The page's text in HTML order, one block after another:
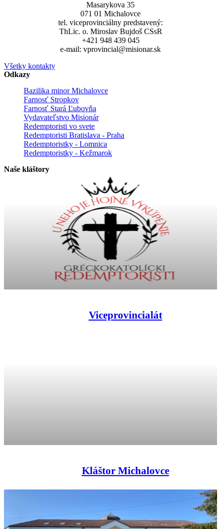
Masarykova 35
071 01 Michalovce
tel. viceprovinciálny predstavený:
ThLic. o. Miroslav Bujdoš CSsR
+421 948 439 045
e-mail: vprovincial@misionar.sk
Všetky kontakty
Odkazy
Bazilika minor Michalovce
Farnosť Stropkov
Farnosť Stará Ľubovňa
Vydavateľstvo Misionár
Redemptoristi vo svete
Redemptoristi Bratislava - Praha
Redemptoristky - Lomnica
Redemptoristky - Kežmarok
Naše kláštory
Viceprovincialát
Kláštor Michalovce